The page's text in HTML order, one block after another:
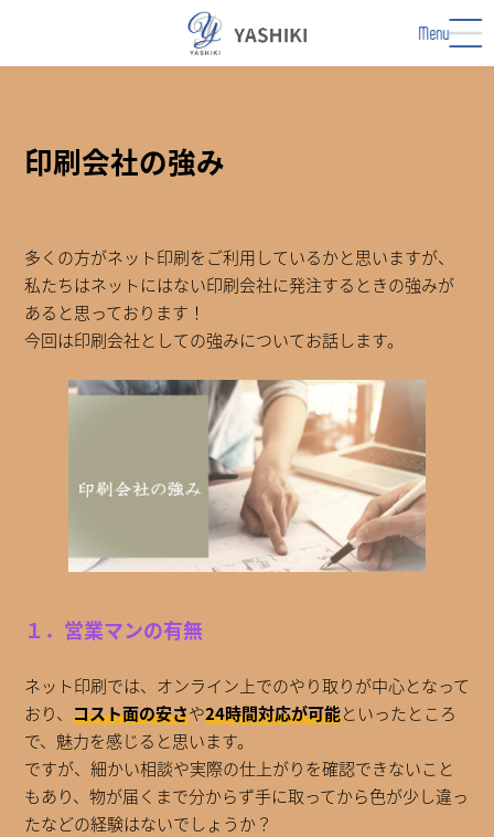
Menu
印刷会社の強み
多くの方がネット印刷をご利用しているかと思いますが、
私たちはネットにはない印刷会社に発注するときの強みが
あると思っております！
今回は印刷会社としての強みについてお話します。
１．営業マンの有無
ネット印刷では、オンライン上でのやり取りが中心となって
おり、 コスト面の安さや24時間対応が可能といったところ
で、魅力を感じると思います。
ですが、細かい相談や実際の仕上がりを確認できないこと
もあり、物が届くまで分からず手に取ってから色が少し違っ
たなどの経験はないでしょうか？